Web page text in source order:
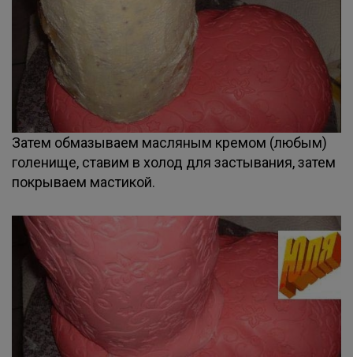
Затем обмазываем масляным кремом (любым)
голенище, ставим в холод для застывания, затем
покрываем мастикой.